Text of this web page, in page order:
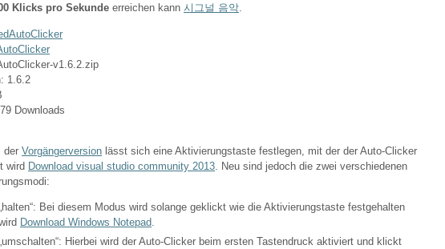
Klicks pro Sekunde erreichen kann 시그널 음악.
v1.6.2.zip
1.6.2
Downloads
der Vorgängerversion lässt sich eine Aktivierungstaste festlegen, mit der der Auto-Clicker
wird Download visual studio community 2013. Neu sind jedoch die zwei verschiedenen
Bei diesem Modus wird solange geklickt wie die Aktivierungstaste festgehalten
Download Windows Notepad.
Hierbei wird der Auto-Clicker beim ersten Tastendruck aktiviert und klickt